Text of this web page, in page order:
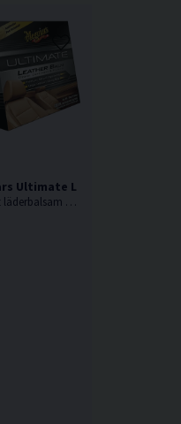
473ml Läderrengöring
Ultimate Leather Balm
Exklusivt läderbalsam som rengör och skyddar i ett steg.